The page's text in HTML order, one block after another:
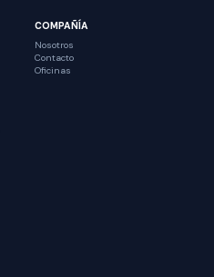
COMPAÑÍA
Nosotros
Contacto
Oficinas